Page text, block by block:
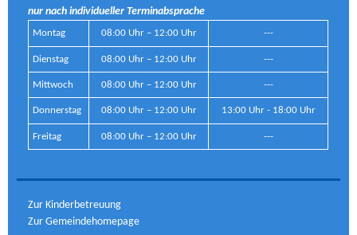
nur nach individueller Terminabsprache
Montag 08:00 Uhr – 12:00 Uhr ---
Dienstag 08:00 Uhr – 12:00 Uhr ---
Mittwoch 08:00 Uhr – 12:00 Uhr ---
Donnerstag 08:00 Uhr – 12:00 Uhr 13:00 Uhr - 18:00 Uhr
Freitag 08:00 Uhr – 12:00 Uhr ---
Zur Kinderbetreuung
Zur Gemeindehomepage